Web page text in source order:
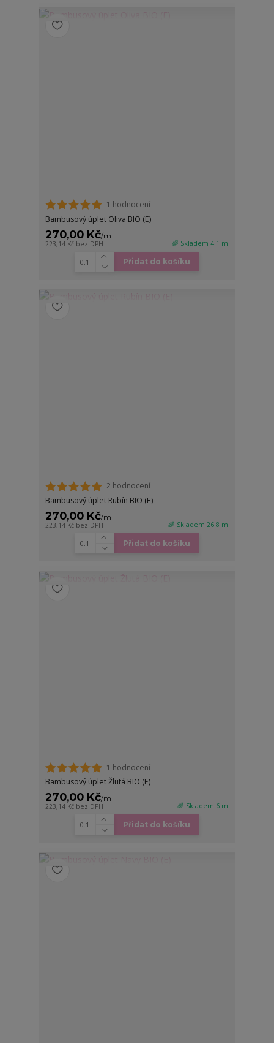
1 hodnocení
Bambusový úplet Oliva BIO (E)
270,00 Kč/m
223,14 Kč bez DPH 🌈 Skladem 4.1 m
Přidat do košíku
2 hodnocení
Bambusový úplet Rubín BIO (E)
270,00 Kč/m
223,14 Kč bez DPH 🌈 Skladem 26.8 m
Přidat do košíku
1 hodnocení
Bambusový úplet Žlutá BIO (E)
270,00 Kč/m
223,14 Kč bez DPH 🌈 Skladem 6 m
Přidat do košíku